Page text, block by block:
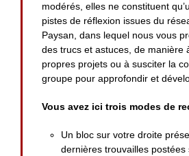
modérés, elles ne constituent
pistes de réflexion issues du
Paysan, dans lequel nous vous
des trucs et astuces, de manière
propres projets ou à susciter la
groupe pour approfondir et
Vous avez ici trois modes de
Un bloc sur votre droite
dernières trouvailles postées